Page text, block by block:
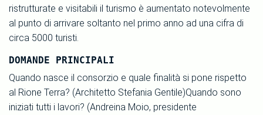
ristrutturate e visitabili il turismo è aumentato notevolmente
al punto di arrivare soltanto nel primo anno ad una cifra di
circa 5000 turisti.
DOMANDE PRINCIPALI
Quando nasce il consorzio e quale finalità si pone rispetto
al Rione Terra? (Architetto Stefania Gentile)Quando sono
iniziati tutti i lavori? (Andreina Moio, presidente